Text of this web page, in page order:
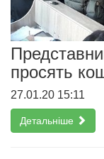
просять
27.01.20 15:11
Детальніше